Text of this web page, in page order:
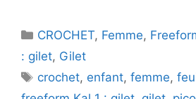
Catégories
CROCHET, Femme,
: gilet, Gilet
Étiquettes
crochet, enfant,femme,